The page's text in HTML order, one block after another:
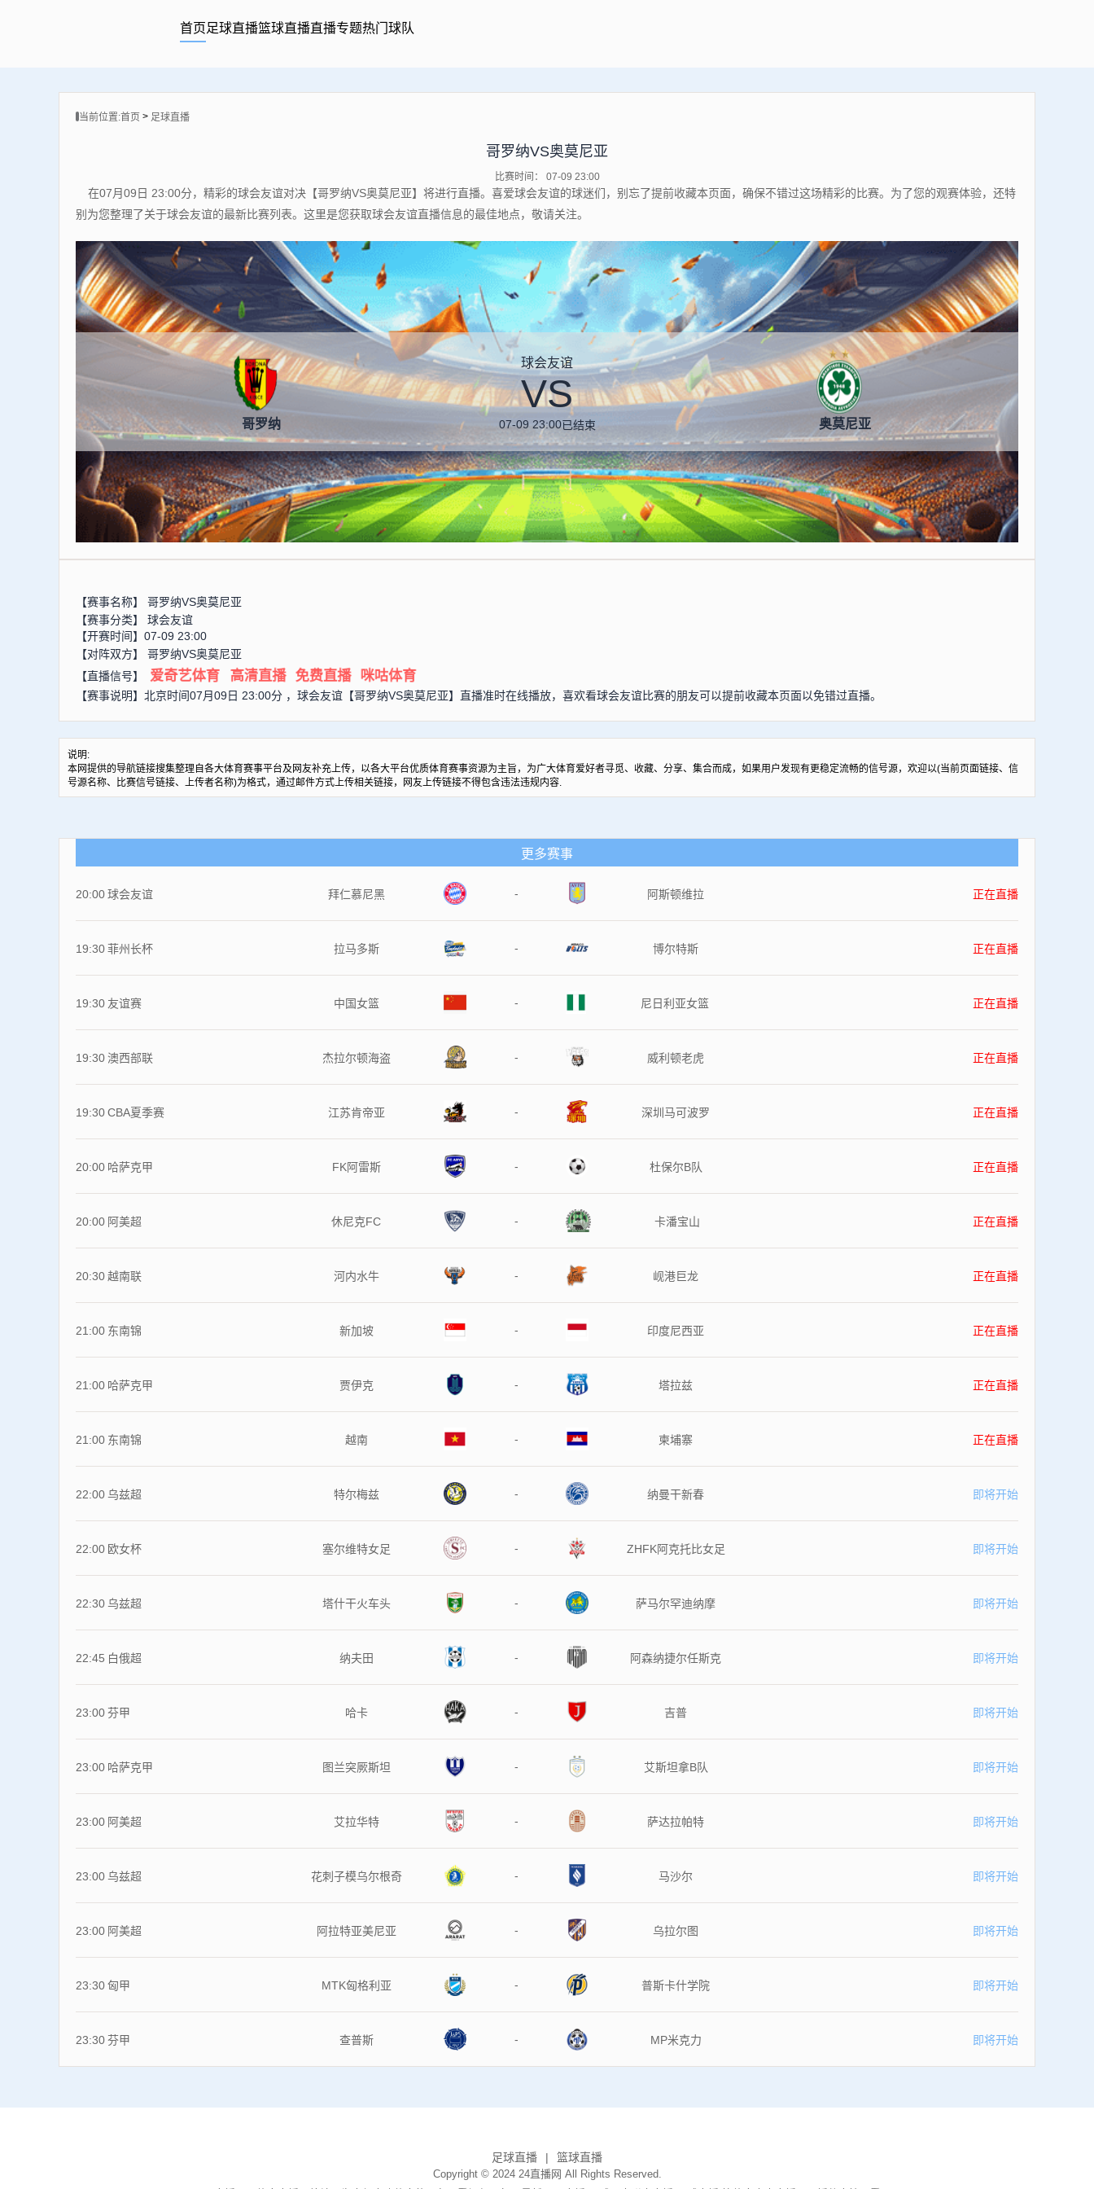
首页足球直播篮球直播直播专题热门球队
当前位置:首页 > 足球直播
哥罗纳VS奥莫尼亚
比赛时间： 07-09 23:00
在07月09日 23:00分，精彩的球会友谊对决【哥罗纳VS奥莫尼亚】将进行直播。喜爱球会友谊的球迷们，别忘了提前收藏本页面，确保不错过这场精彩的比赛。为了您的观赛体验，还特
别为您整理了关于球会友谊的最新比赛列表。这里是您获取球会友谊直播信息的最佳地点，敬请关注。
哥罗纳
球会友谊
VS
07-09 23:00已结束 奥莫尼亚
【赛事名称】 哥罗纳VS奥莫尼亚
【赛事分类】 球会友谊
【开赛时间】07-09 23:00
【对阵双方】 哥罗纳VS奥莫尼亚
【直播信号】
爱奇艺体育 高清直播 免费直播 咪咕体育
【赛事说明】北京时间07月09日 23:00分 ，球会友谊【哥罗纳VS奥莫尼亚】直播准时在线播放，喜欢看球会友谊比赛的朋友可以提前收藏本页面以免错过直播。
说明:
本网提供的导航链接搜集整理自各大体育赛事平台及网友补充上传，以各大平台优质体育赛事资源为主旨，为广大体育爱好者寻觅、收藏、分享、集合而成，如果用户发现有更稳定流畅的信号源，欢迎以(当前页面链接、信
号源名称、比赛信号链接、上传者名称)为格式，通过邮件方式上传相关链接，网友上传链接不得包含违法违规内容.
更多赛事
20:00球会友谊 拜仁慕尼黑 - 阿斯顿维拉 正在直播
19:30菲州长杯 拉马多斯 - 博尔特斯 正在直播
19:30 友谊赛 中国女篮 - 尼日利亚女篮 正在直播
19:30 澳西部联 杰拉尔顿海盗 - 威利顿老虎 正在直播
19:30CBA夏季赛 江苏肯帝亚 - 深圳马可波罗 正在直播
20:00 哈萨克甲 FK阿雷斯 - 杜保尔B队 正在直播
20:00 阿美超 休尼克FC - 卡潘宝山 正在直播
20:30越南联 河内水牛 - 岘港巨龙 正在直播
21:00 东南锦 新加坡 - 印度尼西亚 正在直播
21:00 哈萨克甲 贾伊克 - 塔拉兹 正在直播
21:00 东南锦 越南 - 柬埔寨 正在直播
22:00乌兹超 特尔梅兹 - 纳曼干新春 即将开始
22:00 欧女杯 塞尔维特女足 - ZHFK阿克托比女足 即将开始
22:30乌兹超 塔什干火车头 - 萨马尔罕迪纳摩 即将开始
22:45 白俄超 纳夫田 - 阿森纳捷尔任斯克 即将开始
23:00芬甲 哈卡 - 吉普 即将开始
23:00 哈萨克甲 图兰突厥斯坦 - 艾斯坦拿B队 即将开始
23:00 阿美超 艾拉华特 - 萨达拉帕特 即将开始
23:00乌兹超 花刺子模乌尔根奇 - 马沙尔 即将开始
23:00 阿美超 阿拉特亚美尼亚 - 乌拉尔图 即将开始
23:30匈甲 MTK匈格利亚 - 普斯卡什学院 即将开始
23:30芬甲 查普斯 - MP米克力 即将开始
足球直播 篮球直播
Copyright © 2024 24直播网 All Rights Reserved.